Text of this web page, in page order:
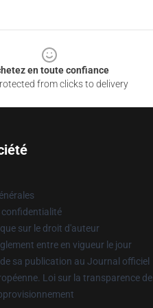
en toute confiance
from clicks to delivery
confidentialité
sur le droit d'auteur
entre en vigueur le jour
sa publication au Journal officiel
Loi sur la transparence de